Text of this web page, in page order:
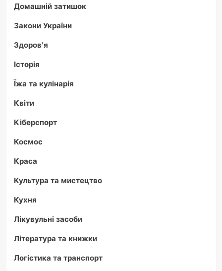
Домашній затишок
Закони України
Здоров'я
Історія
Їжа та кулінарія
Квіти
Кіберспорт
Космос
Краса
Культура та мистецтво
Кухня
Лікувульні засоби
Література та книжки
Логістика та транспорт